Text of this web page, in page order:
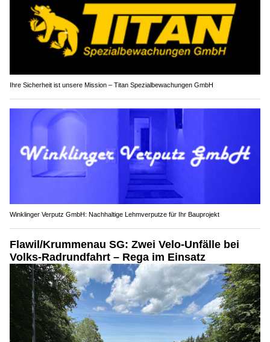
Ihre Sicherheit ist unsere Mission – Titan Spezialbewachungen GmbH
Winklinger Verputz GmbH: Nachhaltige Lehmverputze für Ihr Bauprojekt
Flawil/Krummenau SG: Zwei Velo-Unfälle bei
Volks-Radrundfahrt – Rega im Einsatz